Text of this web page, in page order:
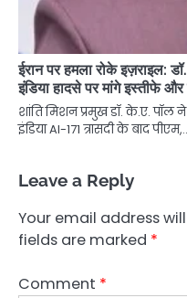
ईरान पर हमला रोके इज़राइल:
इंडिया हादसे पर मांगे इस्तीफे और
शांति मिशन प्रमुख डॉ. के.ए. पॉल ने
इंडिया AI-171 त्रासदी के बाद
Leave a Reply
Your email address
fields are marked *
Comment *